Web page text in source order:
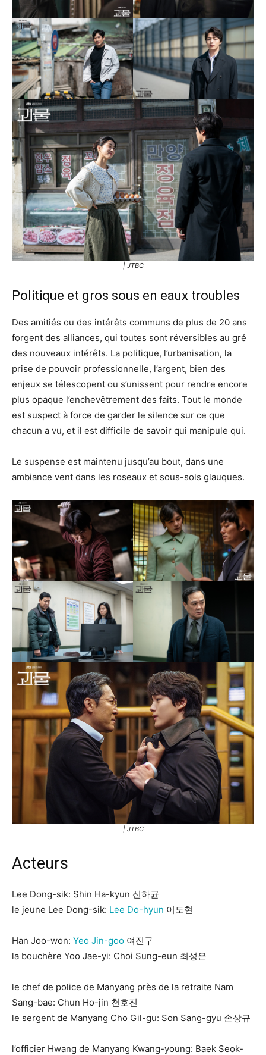
| JTBC
Politique et gros sous en eaux troubles
Des amitiés ou des intérêts communs de plus de 20 ans
forgent des alliances, qui toutes sont réversibles au gré
des nouveaux intérêts. La politique, l’urbanisation, la
prise de pouvoir professionnelle, l’argent, bien des
enjeux se télescopent ou s’unissent pour rendre encore
plus opaque l’enchevêtrement des faits. Tout le monde
est suspect à force de garder le silence sur ce que
chacun a vu, et il est difficile de savoir qui manipule qui.
Le suspense est maintenu jusqu’au bout, dans une
ambiance vent dans les roseaux et sous-sols glauques.
| JTBC
Acteurs
Lee Dong-sik: Shin Ha-kyun 신하균
le jeune Lee Dong-sik: Lee Do-hyun 이도현
Han Joo-won: Yeo Jin-goo 여진구
la bouchère Yoo Jae-yi: Choi Sung-eun 최성은
le chef de police de Manyang près de la retraite Nam
Sang-bae: Chun Ho-jin 천호진
le sergent de Manyang Cho Gil-gu: Son Sang-gyu 손상규
l’officier Hwang de Manyang Kwang-young: Baek Seok-